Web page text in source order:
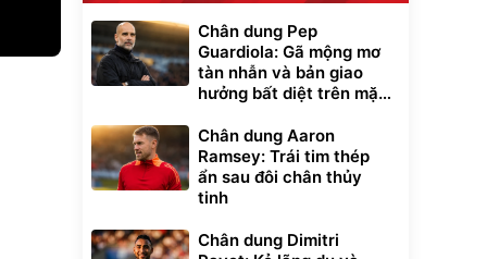
Bụi Lau
-
Unmute
9066 Size
20/24/28 Cao Cấp
1.000.000đ
825.000đ
Flash Sale
Lót ghế ôtô, nâng
lưng chống nóng
Chân dung Pep
Guardiola: Gã mộng mơ
tàn nhẫn và bản giao
hưởng bất diệt trên mặt
Chân dung Aaron
Ramsey: Trái tim thép
ẩn sau đôi chân thủy
tinh
Chân dung Dimitri